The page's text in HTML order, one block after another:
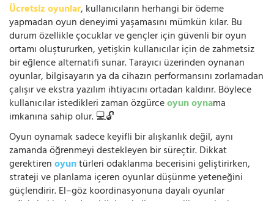
Ücretsiz oyunlar, kullanıcıların herhangi bir ödeme
yapmadan oyun deneyimi yaşamasını mümkün kılar. Bu
durum özellikle çocuklar ve gençler için güvenli bir oyun
ortamı oluştururken, yetişkin kullanıcılar için de zahmetsiz
bir eğlence alternatifi sunar. Tarayıcı üzerinden oynanan
oyunlar, bilgisayarın ya da cihazın performansını zorlamadan
çalışır ve ekstra yazılım ihtiyacını ortadan kaldırır. Böylece
kullanıcılar istedikleri zaman özgürceoyun oynama
imkanına sahip olur. 💻🔓
Oyun oynamak sadece keyifli bir alışkanlık değil, aynı
zamanda öğrenmeyi destekleyen bir süreçtir. Dikkat
gerektirenoyuntürleri odaklanma becerisini geliştirirken,
strateji ve planlama içeren oyunlar düşünme yeteneğini
güçlendirir. El–göz koordinasyonuna dayalı oyunlar